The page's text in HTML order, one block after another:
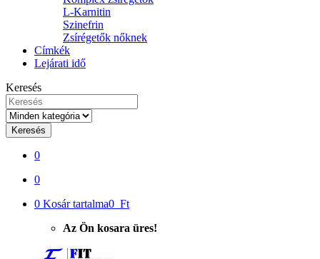
L-Karnitin
Szinefrin
Zsírégetők nőknek
Címkék
Lejárati idő
Keresés
Keresés
0
0
0 Kosár tartalma0 Ft
Az Ön kosara üres!